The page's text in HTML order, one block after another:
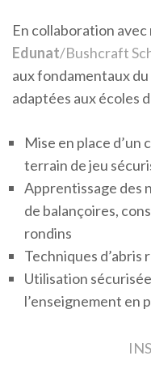
En collaboration
Edunat/Bushcraft
aux fondamentaux
adaptées aux écoles
Mise en place d’un
terrain de jeu
Apprentissage des
de balançoires,
rondins
Techniques d’abris
Utilisation
l’enseignement en